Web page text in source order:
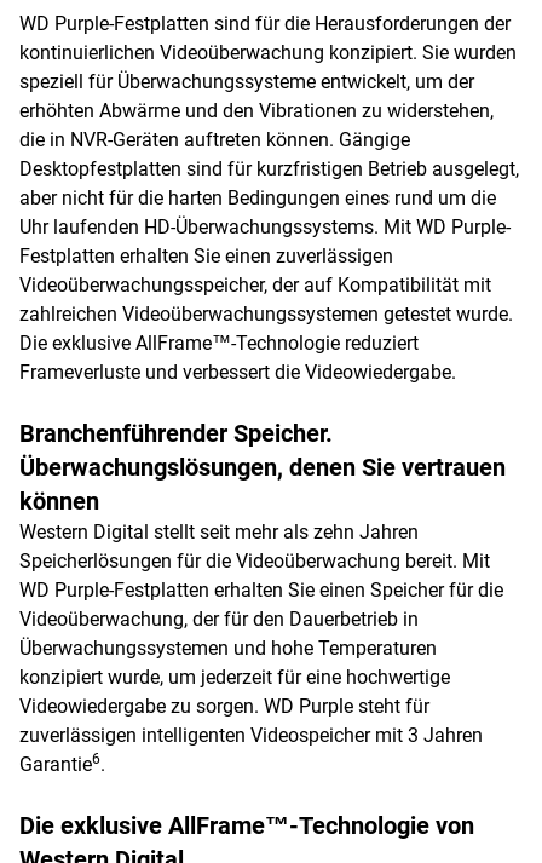
WD Purple-Festplatten sind für die Herausforderungen der
kontinuierlichen Videoüberwachung konzipiert. Sie wurden
speziell für Überwachungssysteme entwickelt, um der
erhöhten Abwärme und den Vibrationen zu widerstehen,
die in NVR-Geräten auftreten können. Gängige
Desktopfestplatten sind für kurzfristigen Betrieb ausgelegt,
aber nicht für die harten Bedingungen eines rund um die
Uhr laufenden HD-Überwachungssystems. Mit WD Purple-
Festplatten erhalten Sie einen zuverlässigen
Videoüberwachungsspeicher, der auf Kompatibilität mit
zahlreichen Videoüberwachungssystemen getestet wurde.
Die exklusive AllFrame™-Technologie reduziert
Frameverluste und verbessert die Videowiedergabe.
Branchenführender Speicher.
Überwachungslösungen, denen Sie vertrauen
können
Western Digital stellt seit mehr als zehn Jahren
Speicherlösungen für die Videoüberwachung bereit. Mit
WD Purple-Festplatten erhalten Sie einen Speicher für die
Videoüberwachung, der für den Dauerbetrieb in
Überwachungssystemen und hohe Temperaturen
konzipiert wurde, um jederzeit für eine hochwertige
Videowiedergabe zu sorgen. WD Purple steht für
zuverlässigen intelligenten Videospeicher mit 3 Jahren
Garantie6.
Die exklusive AllFrame™-Technologie von